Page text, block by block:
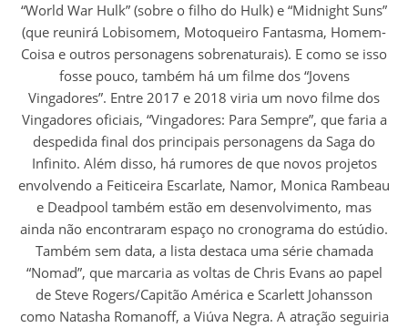
“World War Hulk” (sobre o filho do Hulk) e “Midnight Suns”
(que reunirá Lobisomem, Motoqueiro Fantasma, Homem-
Coisa e outros personagens sobrenaturais). E como se isso
fosse pouco, também há um filme dos “Jovens
Vingadores”. Entre 2017 e 2018 viria um novo filme dos
Vingadores oficiais, “Vingadores: Para Sempre”, que faria a
despedida final dos principais personagens da Saga do
Infinito. Além disso, há rumores de que novos projetos
envolvendo a Feiticeira Escarlate, Namor, Monica Rambeau
e Deadpool também estão em desenvolvimento, mas
ainda não encontraram espaço no cronograma do estúdio.
Também sem data, a lista destaca uma série chamada
“Nomad”, que marcaria as voltas de Chris Evans ao papel
de Steve Rogers/Capitão América e Scarlett Johansson
como Natasha Romanoff, a Viúva Negra. A atração seguiria